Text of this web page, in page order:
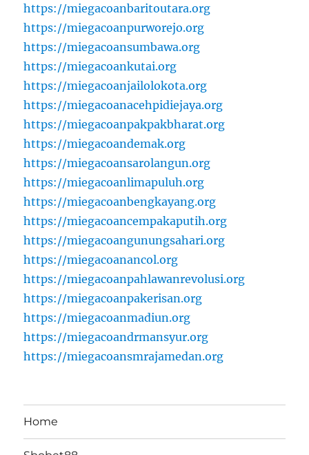
https://miegacoanbaritoutara.org
https://miegacoanpurworejo.org
https://miegacoansumbawa.org
https://miegacoankutai.org
https://miegacoanjailolokota.org
https://miegacoanacehpidiejaya.org
https://miegacoanpakpakbharat.org
https://miegacoandemak.org
https://miegacoansarolangun.org
https://miegacoanlimapuluh.org
https://miegacoanbengkayang.org
https://miegacoancempakaputih.org
https://miegacoangunungsahari.org
https://miegacoanancol.org
https://miegacoanpahlawanrevolusi.org
https://miegacoanpakerisan.org
https://miegacoanmadiun.org
https://miegacoandrmansyur.org
https://miegacoansmrajamedan.org
Home